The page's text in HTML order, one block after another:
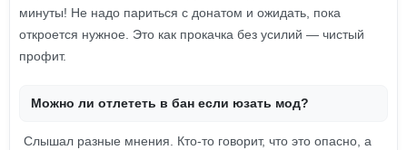
минуты! Не надо париться с донатом и ожидать, пока
откроется нужное. Это как прокачка без усилий — чистый
профит.
Можно ли отлететь в бан если юзать мод?
Слышал разные мнения. Кто-то говорит, что это опасно, а